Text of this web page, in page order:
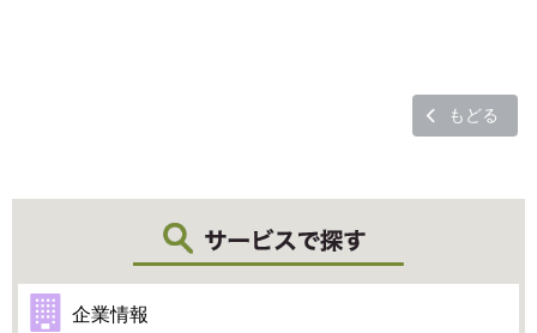
もどる
企業情報